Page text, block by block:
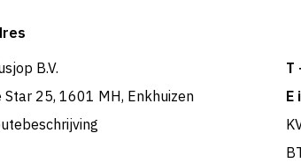
B.V.
Star 25, 1601 MH, Enkhuizen
T
E